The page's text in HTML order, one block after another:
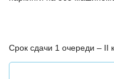
Срок сдачи 1 очереди – II